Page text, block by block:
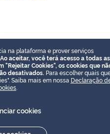
na plataforma e prover serviços
Ao aceitar, você terá acesso a todas as
"Rejeitar Cookies", os cookies que
desativados. Para escolher quais
Saiba mais em nossa Declaração
cookies